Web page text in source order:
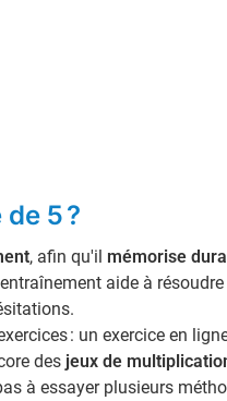
5 ?
, afin qu'il mémorise
aide à
: un exercice en
des jeux de
à essayer plusieurs